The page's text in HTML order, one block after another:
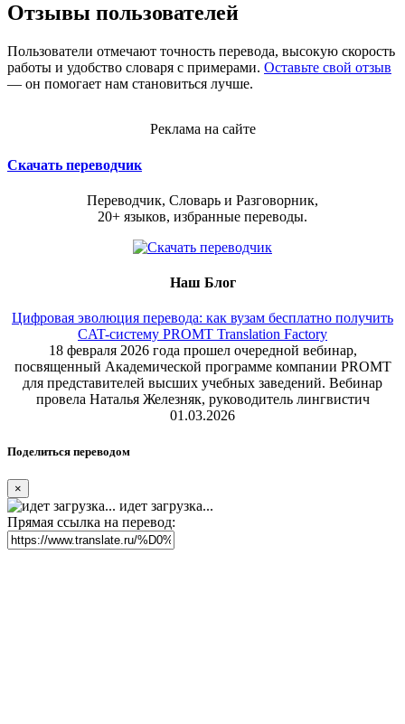
Отзывы пользователей
Пользователи отмечают точность перевода, высокую скорость
работы и удобство словаря с примерами. Оставьте свой отзыв
— он помогает нам становиться лучше.
Реклама на сайте
Скачать переводчик
Переводчик, Словарь и Разговорник,
20+ языков, избранные переводы.
Наш Блог
Цифровая эволюция перевода: как вузам бесплатно получить
CAT-систему PROMT Translation Factory
18 февраля 2026 года прошел очередной вебинар,
посвященный Академической программе компании PROMT
для представителей высших учебных заведений. Вебинар
провела Наталья Железняк, руководитель лингвистич
01.03.2026
Поделиться переводом
×
идет загрузка...
Прямая ссылка на перевод: